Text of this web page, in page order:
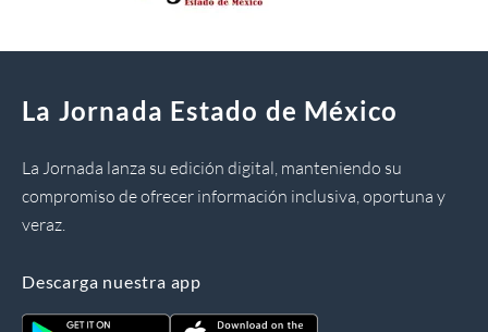
La Jornada Estado de México
La Jornada lanza su edición digital, manteniendo su
compromiso de ofrecer información inclusiva, oportuna y
veraz.
Descarga nuestra app